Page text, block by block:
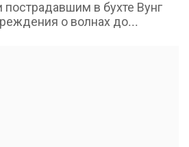
пострадавшим в бухте Вунг
о волнах до...